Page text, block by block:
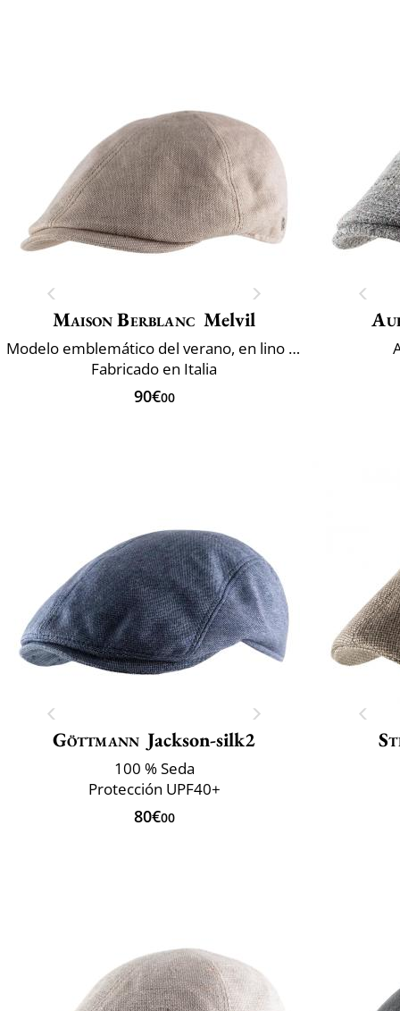
Maison Berblanc Melvil
Modelo emblemático del verano, en lino y algodón
Fabricado en Italia
90€00
Göttmann Jackson-silk2
100 % Seda
Protección UPF40+
80€00